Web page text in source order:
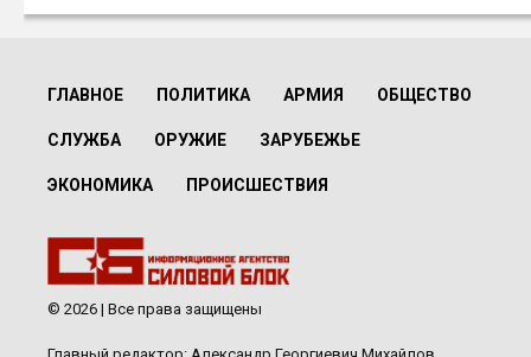
ГЛАВНОЕ ПОЛИТИКА АРМИЯ ОБЩЕСТВО
СЛУЖБА ОРУЖИЕ ЗАРУБЕЖЬЕ
ЭКОНОМИКА ПРОИСШЕСТВИЯ
© 2026 | Все права защищены